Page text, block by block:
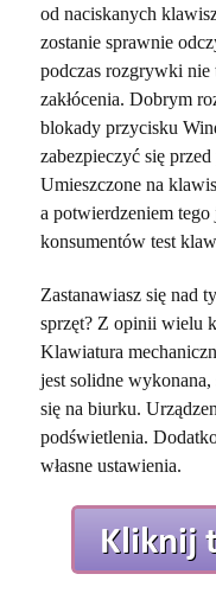
od naciskanych
zostanie sprawnie
podczas rozgrywki nie
zakłócenia. Dobrym
blokady przycisku
zabezpieczyć się
Umieszczone na
a potwierdzeniem
konsumentów test
Zastanawiasz się nad
sprzęt? Z opinii wielu
Klawiatura
jest solidne wykonana,
się na biurku.
podświetlenia.
własne ustawienia.